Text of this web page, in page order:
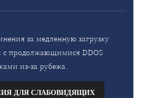
за медленную загрузку
с продолжающимися DDOS
из-за рубежа.
ДЛЯ СЛАБОВИДЯЩИХ